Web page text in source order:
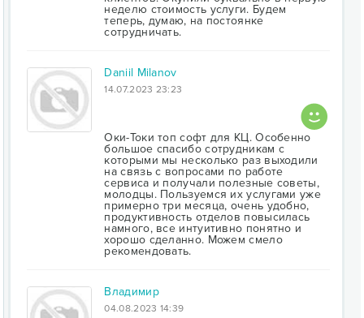
неделю стоимость услуги. Будем
теперь, думаю, на постоянке
сотрудничать.
Daniil Milanov
14.07.2023 23:23
Оки-Токи топ софт для КЦ. Особенно
большое спасибо сотрудникам с
которыми мы несколько раз выходили
на связь с вопросами по работе
сервиса и получали полезные советы,
молодцы. Пользуемся их услугами уже
примерно три месяца, очень удобно,
продуктивность отделов повысилась
намного, все интуитивно понятно и
хорошо сделанно. Можем смело
рекомендовать.
Владимир
04.08.2023 14:39